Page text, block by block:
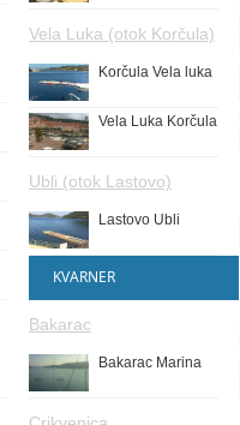
Vela Luka (otok Korčula)
Korčula Vela luka
Vela Luka Korčula
Ubli (otok Lastovo)
Lastovo Ubli
KVARNER
Bakarac
Bakarac Marina